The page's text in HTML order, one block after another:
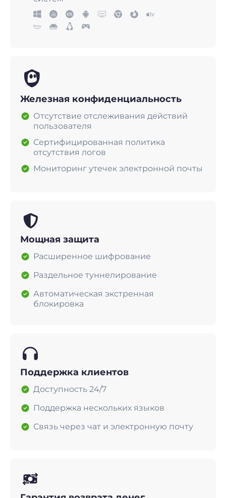
Железная конфиденциальность
Отсутствие отслеживания действий
пользователя
Сертифицированная политика
отсутствия логов
Мониторинг утечек электронной почты
Мощная защита
Расширенное шифрование
Раздельное туннелирование
Автоматическая экстренная
блокировка
Поддержка клиентов
Доступность 24/7
Поддержка нескольких языков
Связь через чат и электронную почту